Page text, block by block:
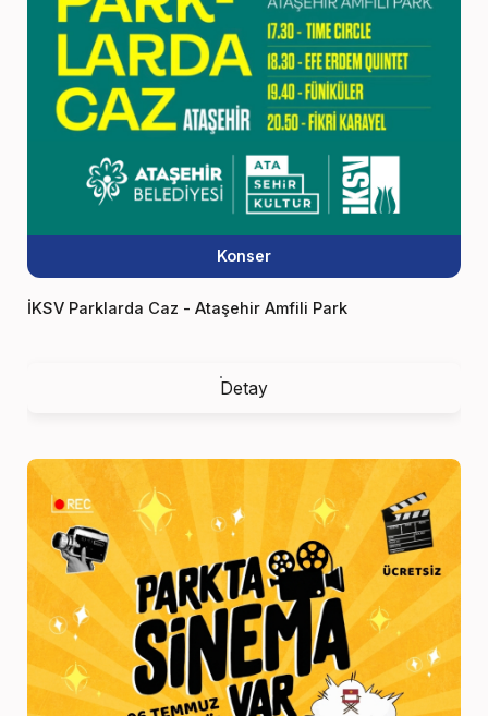
Konser
İKSV Parklarda Caz - Ataşehir Amfili Park
Detay